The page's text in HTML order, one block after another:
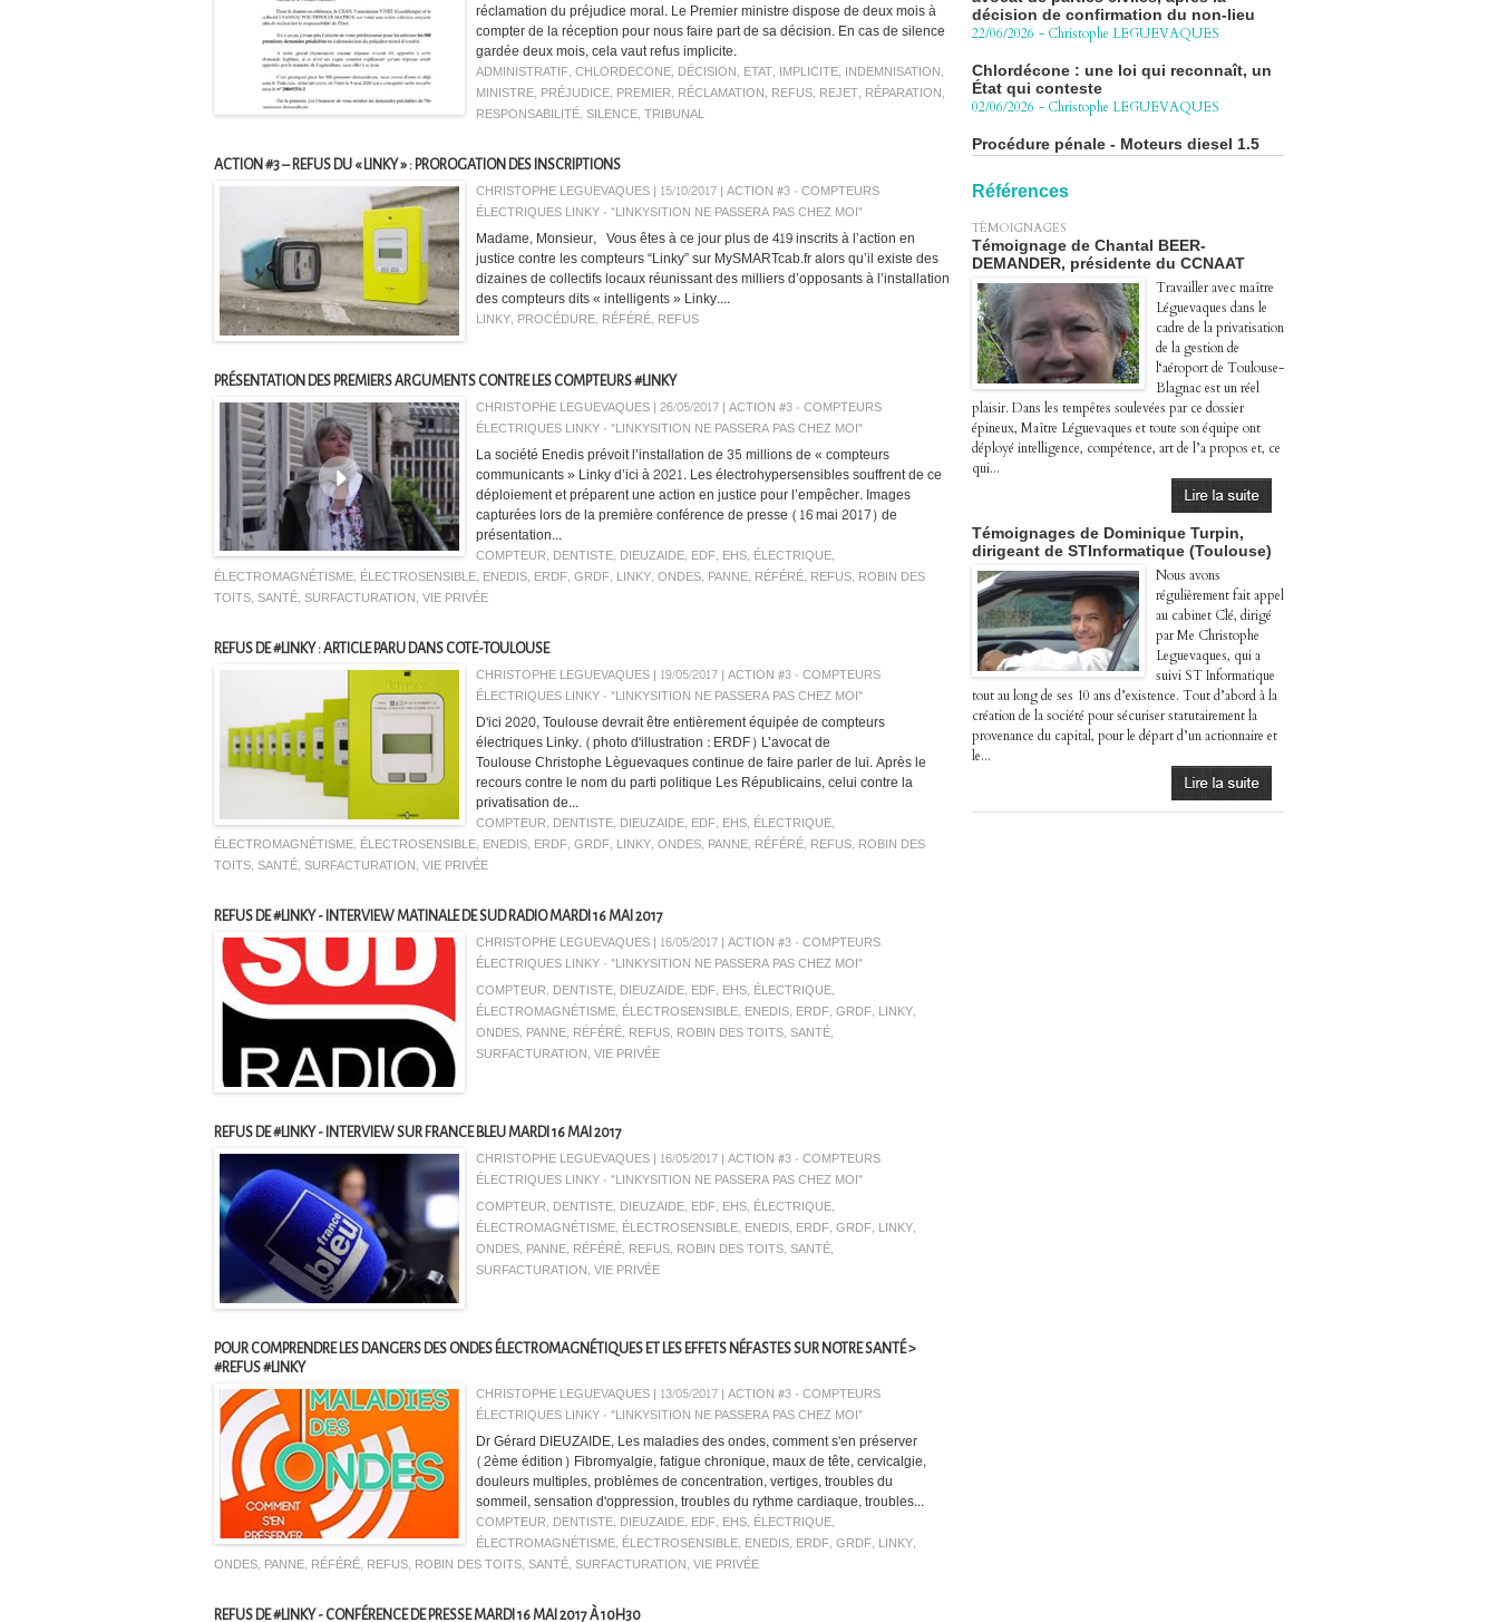
réclamation du préjudice moral. Le Premier ministre dispose de deux mois à
compter de la réception pour nous faire part de sa décision. En cas de silence
gardée deux mois, cela vaut refus implicite.
ADMINISTRATIF, CHLORDECONE, DÉCISION, ETAT, IMPLICITE, INDEMNISATION,
MINISTRE, PRÉJUDICE, PREMIER, RÉCLAMATION, REFUS, REJET, RÉPARATION,
RESPONSABILITÉ, SILENCE, TRIBUNAL
ACTION #3 – REFUS DU « LINKY » : PROROGATION DES INSCRIPTIONS
CHRISTOPHE LEGUEVAQUES | 15/10/2017 | ACTION #3 - COMPTEURS
ÉLECTRIQUES LINKY - "LINKYSITION NE PASSERA PAS CHEZ MOI"
Madame, Monsieur, Vous êtes à ce jour plus de 419 inscrits à l’action en
justice contre les compteurs “Linky” sur MySMARTcab.fr alors qu’il existe des
dizaines de collectifs locaux réunissant des milliers d’opposants à l’installation
des compteurs dits « intelligents » Linky....
LINKY, PROCÉDURE, RÉFÉRÉ, REFUS
PRÉSENTATION DES PREMIERS ARGUMENTS CONTRE LES COMPTEURS #LINKY
CHRISTOPHE LEGUEVAQUES | 26/05/2017 | ACTION #3 - COMPTEURS
ÉLECTRIQUES LINKY - "LINKYSITION NE PASSERA PAS CHEZ MOI"
La société Enedis prévoit l’installation de 35 millions de « compteurs
communicants » Linky d’ici à 2021. Les électrohypersensibles souffrent de ce
déploiement et préparent une action en justice pour l’empêcher. Images
capturées lors de la première conférence de presse (16 mai 2017) de
présentation...
COMPTEUR, DENTISTE, DIEUZAIDE, EDF, EHS, ÉLECTRIQUE,
ÉLECTROMAGNÉTISME, ÉLECTROSENSIBLE, ENEDIS, ERDF, GRDF, LINKY, ONDES, PANNE, RÉFÉRÉ, REFUS, ROBIN DES
TOITS, SANTÉ, SURFACTURATION, VIE PRIVÉE
REFUS DE #LINKY : ARTICLE PARU DANS COTE-TOULOUSE
CHRISTOPHE LEGUEVAQUES | 19/05/2017 | ACTION #3 - COMPTEURS
ÉLECTRIQUES LINKY - "LINKYSITION NE PASSERA PAS CHEZ MOI"
D'ici 2020, Toulouse devrait être entièrement équipée de compteurs
électriques Linky. (photo d'illustration : ERDF) L’avocat de
Toulouse Christophe Lèguevaques continue de faire parler de lui. Après le
recours contre le nom du parti politique Les Républicains, celui contre la
privatisation de...
COMPTEUR, DENTISTE, DIEUZAIDE, EDF, EHS, ÉLECTRIQUE,
ÉLECTROMAGNÉTISME, ÉLECTROSENSIBLE, ENEDIS, ERDF, GRDF, LINKY, ONDES, PANNE, RÉFÉRÉ, REFUS, ROBIN DES
TOITS, SANTÉ, SURFACTURATION, VIE PRIVÉE
REFUS DE #LINKY - INTERVIEW MATINALE DE SUD RADIO MARDI 16 MAI 2017
CHRISTOPHE LEGUEVAQUES | 16/05/2017 | ACTION #3 - COMPTEURS
ÉLECTRIQUES LINKY - "LINKYSITION NE PASSERA PAS CHEZ MOI"
COMPTEUR, DENTISTE, DIEUZAIDE, EDF, EHS, ÉLECTRIQUE,
ÉLECTROMAGNÉTISME, ÉLECTROSENSIBLE, ENEDIS, ERDF, GRDF, LINKY,
ONDES, PANNE, RÉFÉRÉ, REFUS, ROBIN DES TOITS, SANTÉ,
SURFACTURATION, VIE PRIVÉE
REFUS DE #LINKY - INTERVIEW SUR FRANCE BLEU MARDI 16 MAI 2017
CHRISTOPHE LEGUEVAQUES | 16/05/2017 | ACTION #3 - COMPTEURS
ÉLECTRIQUES LINKY - "LINKYSITION NE PASSERA PAS CHEZ MOI"
COMPTEUR, DENTISTE, DIEUZAIDE, EDF, EHS, ÉLECTRIQUE,
ÉLECTROMAGNÉTISME, ÉLECTROSENSIBLE, ENEDIS, ERDF, GRDF, LINKY,
ONDES, PANNE, RÉFÉRÉ, REFUS, ROBIN DES TOITS, SANTÉ,
SURFACTURATION, VIE PRIVÉE
POUR COMPRENDRE LES DANGERS DES ONDES ÉLECTROMAGNÉTIQUES ET LES EFFETS NÉFASTES SUR NOTRE SANTÉ >
#REFUS #LINKY
CHRISTOPHE LEGUEVAQUES | 13/05/2017 | ACTION #3 - COMPTEURS
ÉLECTRIQUES LINKY - "LINKYSITION NE PASSERA PAS CHEZ MOI"
Dr Gérard DIEUZAIDE, Les maladies des ondes, comment s'en préserver
(2ème édition) Fibromyalgie, fatigue chronique, maux de tête, cervicalgie,
douleurs multiples, problèmes de concentration, vertiges, troubles du
sommeil, sensation d'oppression, troubles du rythme cardiaque, troubles...
COMPTEUR, DENTISTE, DIEUZAIDE, EDF, EHS, ÉLECTRIQUE,
ÉLECTROMAGNÉTISME, ÉLECTROSENSIBLE, ENEDIS, ERDF, GRDF, LINKY,
ONDES, PANNE, RÉFÉRÉ, REFUS, ROBIN DES TOITS, SANTÉ, SURFACTURATION, VIE PRIVÉE
REFUS DE #LINKY - CONFÉRENCE DE PRESSE MARDI 16 MAI 2017 À 10H30
Chlordécone : une loi qui reconnaît, un
État qui conteste
02/06/2026
Procédure pénale - Moteurs diesel 1.5
BlueHDi : complément de plainte contre
27/04/2026 -Christophe LEGUEVAQUES
Péage autoroute : tout savoir (ou
le 2 avril
07/04/2026 -Christophe LEGUEVAQUES
Références
TÉMOIGNAGES
Témoignage de Chantal BEER-
DEMANDER, présidente du CCNAAT
Travailler avec maître
Léguevaques dans le
cadre de la privatisation
de la gestion de
l‘aéroport de Toulouse-
Blagnac est un réel
plaisir. Dans les tempêtes soulevées par ce dossier
épineux, Maître Léguevaques et toute son équipe ont
déployé intelligence, compétence, art de l’a propos et, ce
qui...
Témoignages de Dominique Turpin,
dirigeant de STInformatique (Toulouse)
Nous avons
régulièrement fait appel
au cabinet Clé, dirigé
par Me Christophe
Leguevaques, qui a
suivi ST Informatique
tout au long de ses 10 ans d’existence. Tout d’abord à la
création de la société pour sécuriser statutairement la
provenance du capital, pour le départ d’un actionnaire et
le...